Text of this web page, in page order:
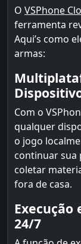
O VSPhone
ferramenta
Aqui’s como
armas:
Com o
qualquer
o jogo
continuar sua
coletar
fora de casa.
Execução
24/7